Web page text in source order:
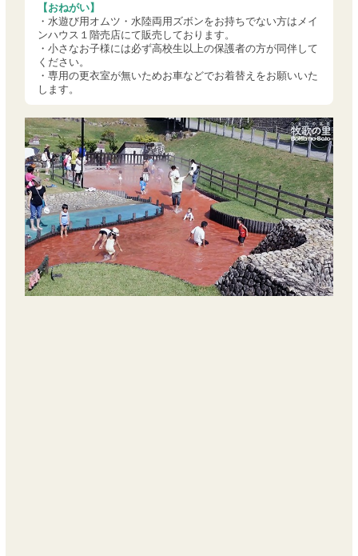
【おねがい】
・水遊び用オムツ・水陸両用ズボンをお持ちでない方はメイ
ンハウス１階売店にて販売しております。
・小さなお子様には必ず高校生以上の保護者の方が同伴して
ください。
・専用の更衣室が無いためお車などでお着替えをお願いいた
します。